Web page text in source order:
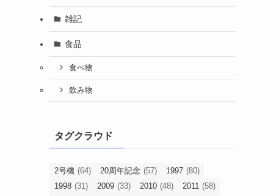
雑記
食品
食べ物
飲み物
タグクラウド
2号機 (64) 20周年記念 (57) 1997 (80)
1998 (31) 2009 (33) 2010 (48) 2011 (58)